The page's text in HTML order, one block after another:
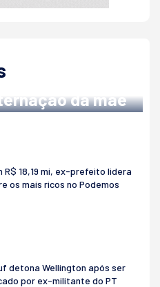
após
da mãe
R$ 18,19 mi, ex-prefeito lidera
os mais ricos no Podemos
detona Wellington após ser
por ex-militante do PT